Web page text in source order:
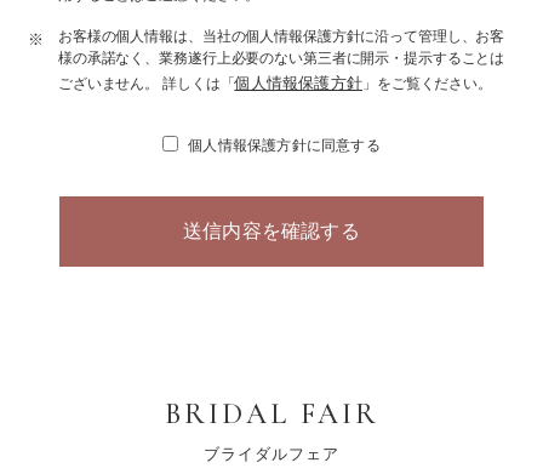
※
お客様の個人情報は、当社の個人情報保護方針に沿って管理し、お客
様の承諾なく、業務遂行上必要のない第三者に開示・提示することは
ございません。 詳しくは「個人情報保護方針 」をご覧ください。
個人情報保護方針に同意する
BRIDAL FAIR
ブライダルフェア